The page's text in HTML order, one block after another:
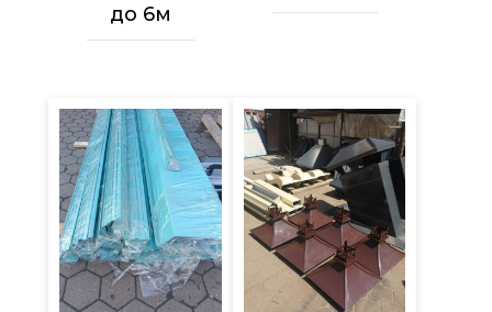
до 6м